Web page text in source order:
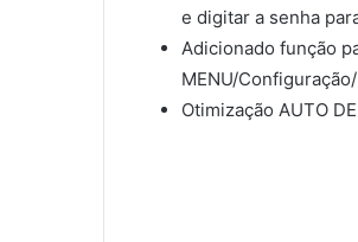
e digitar a senha
Adicionado função
MENU/
Otimização AUTO